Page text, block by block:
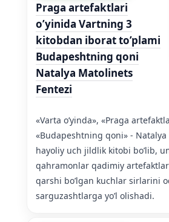
Praga artefaktlari
o’yinida Vartning 3
kitobdan iborat to’plami
Budapeshtning qoni
Natalya Matolinets
Fentezi
«Varta o’yinda», «Praga
«Budapeshtning qoni» -
hayoliy uch jildlik kitobi bo’lib,
qahramonlar qadimiy
qarshi bo’lgan kuchlar sirlarini
sarguzashtlarga yo’l olishadi.